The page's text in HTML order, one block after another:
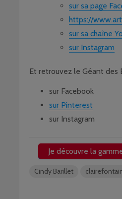
sur sa page
https://
sur sa chaîne
sur Instagram
Et retrouvez le Géant des
sur Facebook
sur Pinterest
sur Instagram
Je découvre la
Cindy Barillet